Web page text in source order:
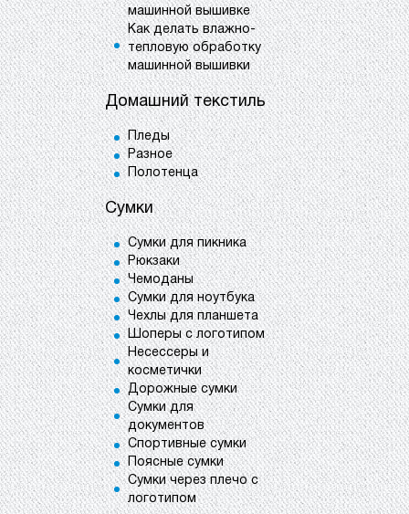
машинной вышивке
Как делать влажно-
тепловую обработку
машинной вышивки
Домашний текстиль
Пледы
Разное
Полотенца
Сумки
Сумки для пикника
Рюкзаки
Чемоданы
Сумки для ноутбука
Чехлы для планшета
Шоперы с логотипом
Несессеры и
косметички
Дорожные сумки
Сумки для
документов
Спортивные сумки
Поясные сумки
Сумки через плечо с
логотипом